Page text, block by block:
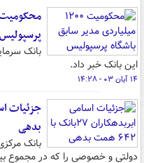
پرسپولیس
این بانک خبر داد.
۱۴ آبان ۰۳ - ۱۴:۲۸
بدهی